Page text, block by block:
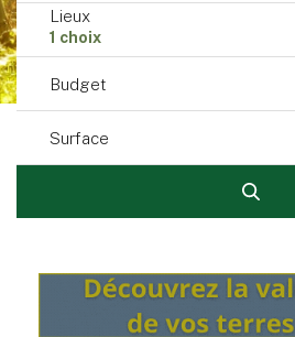
Lieux
1 choix
Budget
Surface